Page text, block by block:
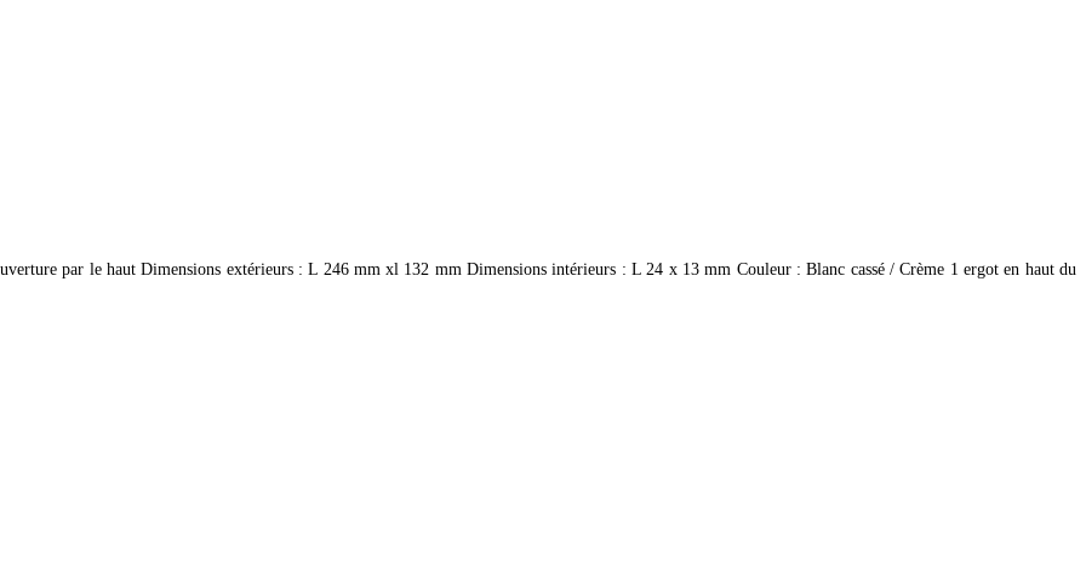
par le haut Dimensions extérieurs : L 246 mm xl 132 mm Dimensions intérieurs : L 24 x 13 mm Couleur : Blanc cassé / Crème 1 ergot en haut du